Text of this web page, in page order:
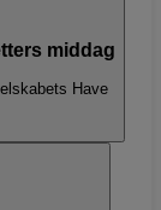
middag
Have